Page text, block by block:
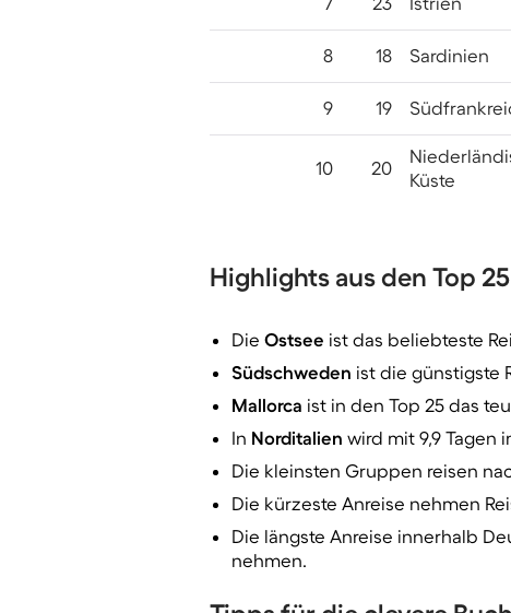
8 18 Sardinien
9 19
10 20
Küste
Highlights aus den Top 25
Die Ostsee ist das beliebteste
Südschweden ist die günstigste
Mallorca ist in den Top 25 das
In Norditalien wird mit 9,9 Tagen
Die kleinsten Gruppen reisen
Die kürzeste Anreise nehmen
Die längste Anreise innerhalb
nehmen.